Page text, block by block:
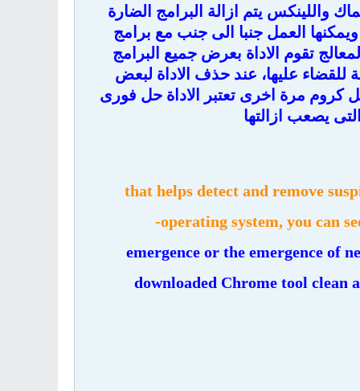
واللينكس يتم ازالة البرامج الضارة
العمل جنبا الى جنب مع برامج
تقوم الاداة بعرض جميع البرامج
للقضاء عليها، عند حذف الاداة لبعض
كروم مرة اخرى تعتبر الاداة حل فورى
يصعب ازالتها
that helps detect and remove
operating system, you can
emergence or the emergence of
downloaded Chrome tool clean